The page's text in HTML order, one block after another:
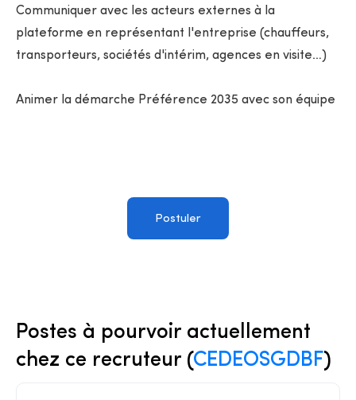
Communiquer avec les acteurs externes à la
plateforme en représentant l'entreprise (chauffeurs,
transporteurs, sociétés d'intérim, agences en visite…)
Animer la démarche Préférence 2035 avec son équipe
Postuler
Postes à pourvoir actuellement
chez ce recruteur (CEDEOSGDBF)